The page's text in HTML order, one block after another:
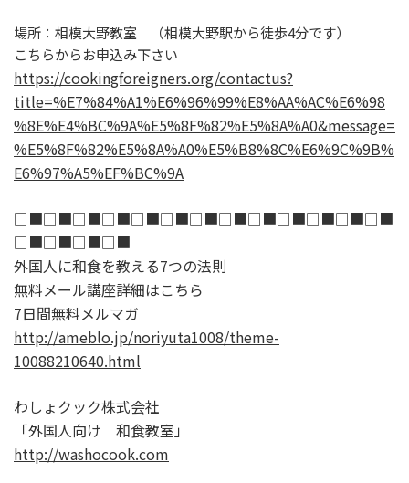
場所：相模大野教室 （相模大野駅から徒歩4分です）
こちらからお申込み下さい
https://cookingforeigners.org/contactus?
title=%E7%84%A1%E6%96%99%E8%AA%AC%E6%98
%8E%E4%BC%9A%E5%8F%82%E5%8A%A0&message=
%E5%8F%82%E5%8A%A0%E5%B8%8C%E6%9C%9B%
E6%97%A5%EF%BC%9A
□■□■□■□■□■□■□■□■□■□■□■□■□■
□■□■□■□■
外国人に和食を教える7つの法則
無料メール講座詳細はこちら
7日間無料メルマガ
http://ameblo.jp/noriyuta1008/theme-
10088210640.html
わしょクック株式会社
「外国人向け 和食教室」
http://washocook.com